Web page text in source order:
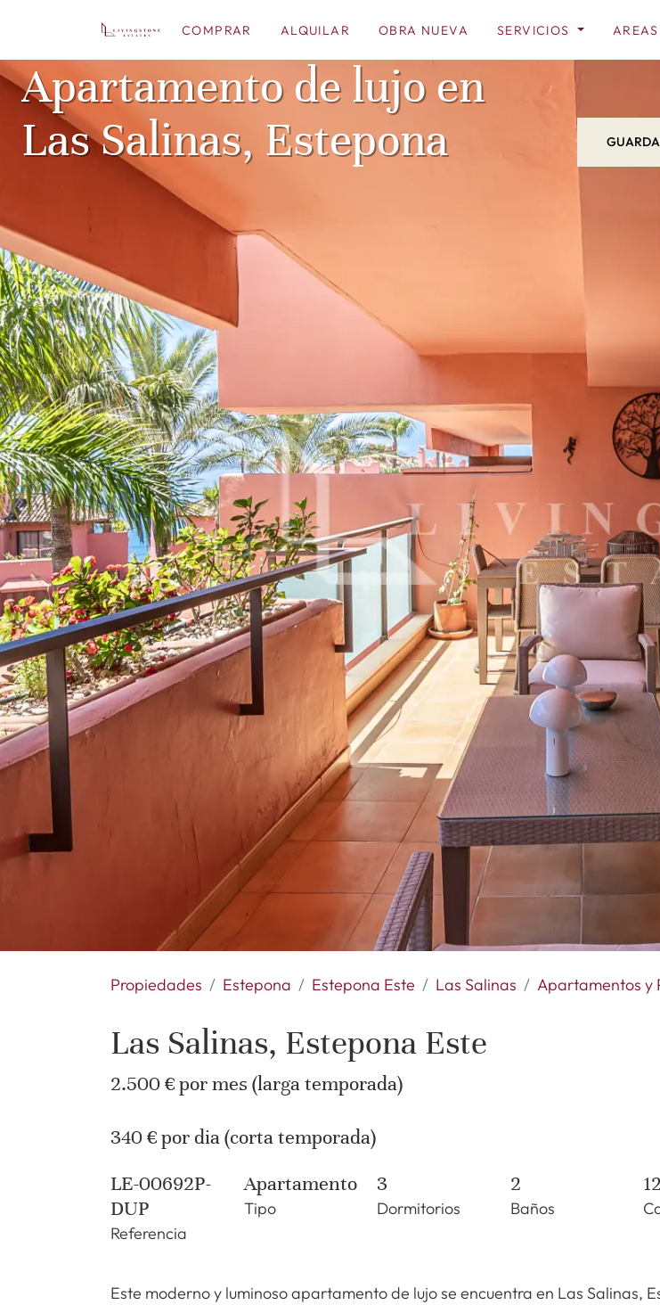
COMPRAR ALQUILAR OBRA NUEVA SERVICIOS AREAS
Apartamento de lujo en
Las Salinas, Estepona
Propiedades Estepona Estepona Este Las Salinas Apartamentos y
Las Salinas, Estepona Este
2.500 € por mes (larga temporada)
340 € por dia (corta temporada)
LE-00692P-
DUP
Referencia
Apartamento
Tipo
3
Dormitorios
2
Baños
Este moderno y luminoso apartamento de lujo se encuentra en Las Salinas,